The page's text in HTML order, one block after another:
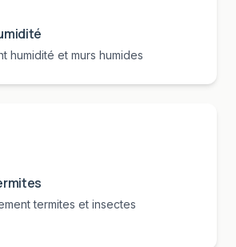
humidité et murs humides
termites et insectes